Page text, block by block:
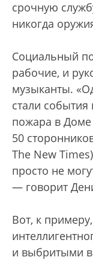
срочную
никогда
Социальный
рабочие, и
музыканты.
стали события
пожара в
50
The New
просто не
— говорит
Вот, к
и выбритыми